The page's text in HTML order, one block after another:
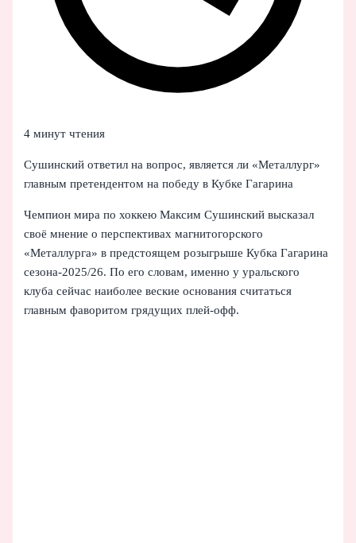
4 минут чтения
Сушинский ответил на вопрос, является ли «Металлург»
главным претендентом на победу в Кубке Гагарина
Чемпион мира по хоккею Максим Сушинский высказал
своё мнение о перспективах магнитогорского
«Металлурга» в предстоящем розыгрыше Кубка Гагарина
сезона-2025/26. По его словам, именно у уральского
клуба сейчас наиболее веские основания считаться
главным фаворитом грядущих плей‑офф.